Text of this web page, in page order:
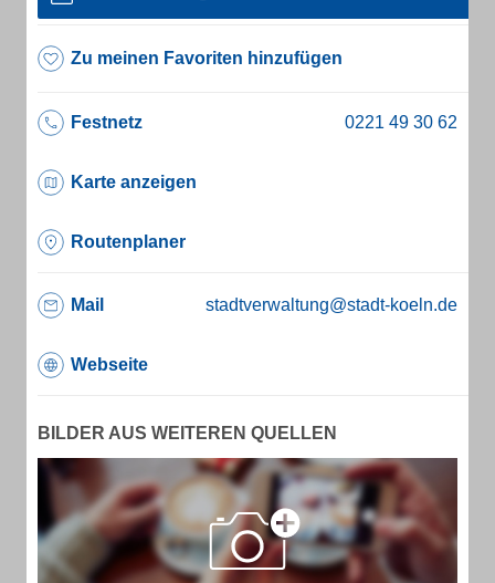
Zu meinen Favoriten hinzufügen
Festnetz
Karte anzeigen
Routenplaner
Mail stadtverwaltung@stadt-koeln.de
Webseite
BILDER AUS WEITEREN QUELLEN